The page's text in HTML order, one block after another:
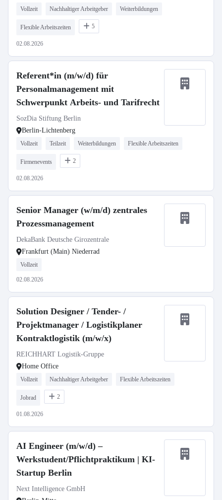
Vollzeit Nachhaltiger Arbeitgeber Weiterbildungen
Flexible Arbeitszeiten 5
02.08.2026
Referent*in (m/w/d) für
Personalmanagement mit
Schwerpunkt Arbeits- und Tarifrecht
SozDia Stiftung Berlin
Berlin-Lichtenberg
Vollzeit Teilzeit Weiterbildungen Flexible Arbeitszeiten
Firmenevents 2
02.08.2026
Senior Manager (w/m/d) zentrales
Prozessmanagement
DekaBank Deutsche Girozentrale
Frankfurt (Main) Niederrad
Vollzeit
02.08.2026
Solution Designer / Tender- /
Projektmanager / Logistikplaner
Kontraktlogistik (m/w/x)
REICHHART Logistik-Gruppe
Home Office
Vollzeit Nachhaltiger Arbeitgeber Flexible Arbeitszeiten
Jobrad 2
01.08.2026
AI Engineer (m/w/d) –
Werkstudent/Pflichtpraktikum | KI-
Startup Berlin
Next Intelligence GmbH